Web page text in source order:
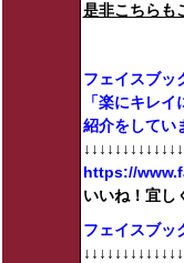
是非こちらも
フェイスブ
「楽にキレ
紹介をしてい
https://
いいね！宜し
フェイスブッ